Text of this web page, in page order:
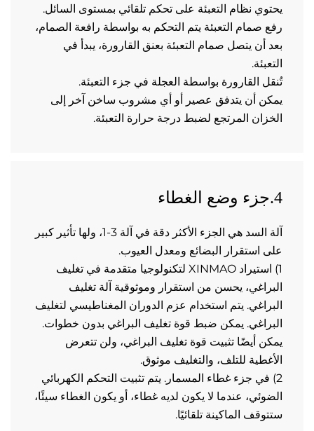
نظام التعبئة على تحكم تلقائي بمستوى السائل.
رفع صمام التعبئة يتم التحكم به بواسطة رافعة الصمام،
بعد أن يتصل صمام التعبئة بعنق القارورة، يبدأ في
القارورة بواسطة العجلة في جزء التعبئة.
يمكن أن يتدفق عصير أو أي مشروب ساخن آخر إلى
المرتجع لضبط درجة حرارة التعبئة.
آلة السد هي الجزء الأكثر دقة في آلة 3-1، ولها تأثير كبير
استقرار البضائع ومعدل العيوب.
1) استيراد XINMAO لتكنولوجيا متقدمة في تغليف
البراغي، يحسن من استقرار وموثوقية آلة تغليف
البراغي. يتم استخدام عزم الدوران المغناطيسي لتغليف
البراغي. يمكن ضبط قوة تغليف البراغي بدون خطوات.
يمكن أيضًا تثبيت قوة تغليف البراغي، ولن تتعرض
للتلف، والتغليف موثوق.
2) في جزء غطاء المسمار. يتم تثبيت التحكم الكهربائي
الضوئي، عندما لا يكون لديه غطاء، أو يكون الغطاء سيئًا،
الماكينة تلقائيًا.